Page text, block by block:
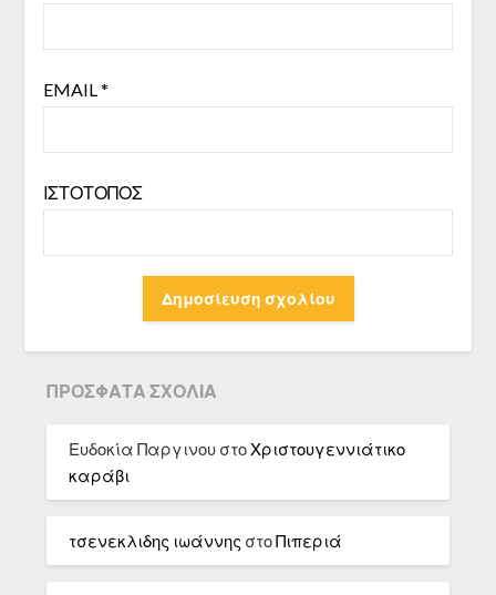
EMAIL*
ΙΣΤΌΤΟΠΟΣ
ΠΡΌΣΦΑΤΑ ΣΧΌΛΙΑ
Ευδοκία Παργινου στοΧριστουγεννιάτικο
καράβι
τσενεκλιδης ιωάννης στοΠιπεριά